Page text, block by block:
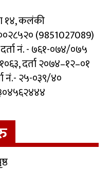
१४, कलंकी
(9851027089)
नं. - ७६१-०७४/०७५
दर्ता २०७४–१२–०१
नं.- २५-०३९/४०